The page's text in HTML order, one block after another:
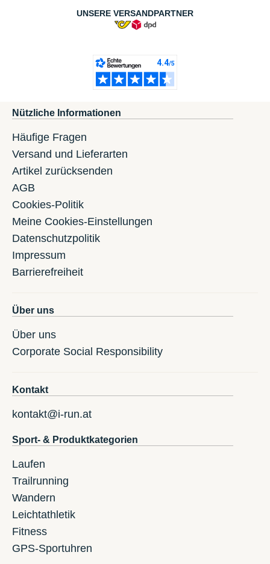
UNSERE VERSANDPARTNER
Nützliche Informationen
Häufige Fragen
Versand und Lieferarten
Artikel zurücksenden
AGB
Cookies-Politik
Meine Cookies-Einstellungen
Datenschutzpolitik
Impressum
Barrierefreiheit
Über uns
Über uns
Corporate Social Responsibility
Kontakt
kontakt@i-run.at
Sport- & Produktkategorien
Laufen
Trailrunning
Wandern
Leichtathletik
Fitness
GPS-Sportuhren